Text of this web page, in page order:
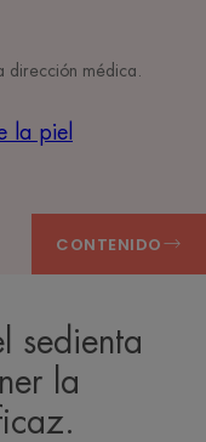
dirección médica
la piel
CONTENIDO
sedienta
la